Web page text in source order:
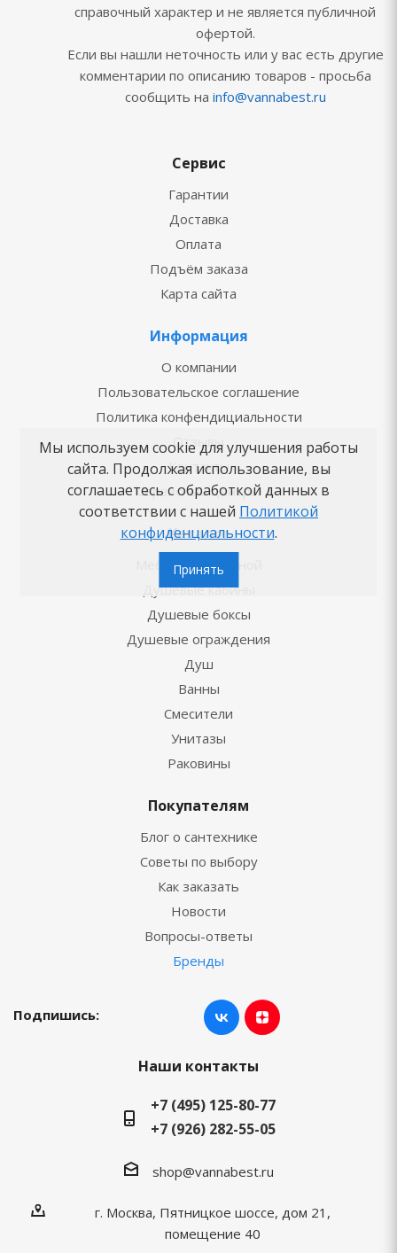
справочный характер и не является публичной
офертой.
Если вы нашли неточность или у вас есть другие
комментарии по описанию товаров - просьба
сообщить на info@vannabest.ru
Сервис
Гарантии
Доставка
Оплата
Подъём заказа
Карта сайта
Информация
О компании
Пользовательское соглашение
Политика конфендициальности
Отзывы
Контакты
Сервисные центры
Каталог
Мебель для ванной
Душевые кабины
Душевые боксы
Душевые ограждения
Душ
Ванны
Смесители
Унитазы
Раковины
Покупателям
Блог о сантехнике
Советы по выбору
Как заказать
Новости
Вопросы-ответы
Бренды
Подпишись:
Наши контакты
+7 (495) 125-80-77
+7 (926) 282-55-05
shop@vannabest.ru
г. Москва, Пятницкое шоссе, дом 21,
помещение 40
Мы используем cookie для улучшения работы
сайта. Продолжая использование, вы
соглашаетесь с обработкой данных в
соответствии с нашей Политикой
конфиденциальности.
Принять